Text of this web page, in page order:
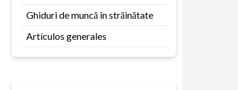
Ghiduri de muncă în străinătate
Artículos generales